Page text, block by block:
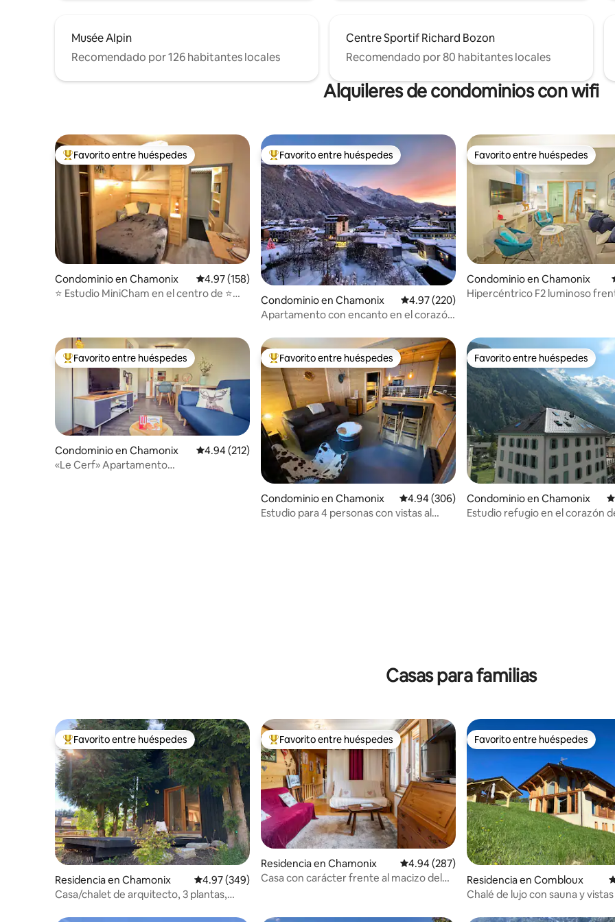
Musée Alpin
Recomendado por 126 habitantes locales
Centre Sportif Richard Bozon
Recomendado por 80 habitantes locales
Alquileres de condominios con wifi
De los mejores en Favorito entre huéspedes
Favorito entre huéspedes
Condominio en Chamonix Calificación promedio: 4.97 de 5; 158 evaluaciones
4.97 (158)
⭐️ Estudio MiniCham en el centro de ⭐️
De los mejores en Favorito entre huéspedes
Favorito entre huéspedes
Condominio en Chamonix Calificación promedio: 4.97 de 5; 220
4.97 (220)
Apartamento con encanto en el corazón
Favorito entre huéspedes
Favorito entre huéspedes
Condominio en Chamonix
Hipercéntrico F2 luminoso
De los mejores en Favorito entre huéspedes
Favorito entre huéspedes
Condominio en Chamonix Calificación promedio: 4.94 de 5; 212 evaluaciones
4.94 (212)
«Le Cerf» Apartamento
De los mejores en Favorito entre huéspedes
Favorito entre huéspedes
Condominio en Chamonix Calificación promedio: 4.94 de 5; 306
4.94 (306)
Estudio para 4 personas con vistas al
Favorito entre huéspedes
Favorito entre huéspedes
Condominio en Chamonix
Estudio refugio en el corazón
Casas para familias
De los mejores en Favorito entre huéspedes
Favorito entre huéspedes
Residencia en Chamonix Calificación promedio: 4.97 de 5; 349 evaluaciones
4.97 (349)
Casa/chalet de arquitecto, 3 plantas,
De los mejores en Favorito entre huéspedes
Favorito entre huéspedes
Residencia en Chamonix Calificación promedio: 4.94 de 5; 287
4.94 (287)
Casa con carácter frente al macizo del
Favorito entre huéspedes
Favorito entre huéspedes
Residencia en Combloux
Chalé de lujo con sauna y